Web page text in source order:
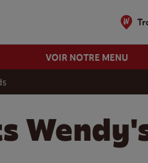
VOIR NOTRE MENU